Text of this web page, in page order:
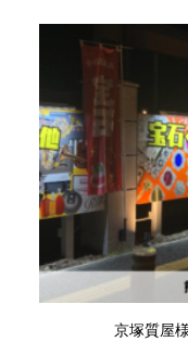
京塚質屋